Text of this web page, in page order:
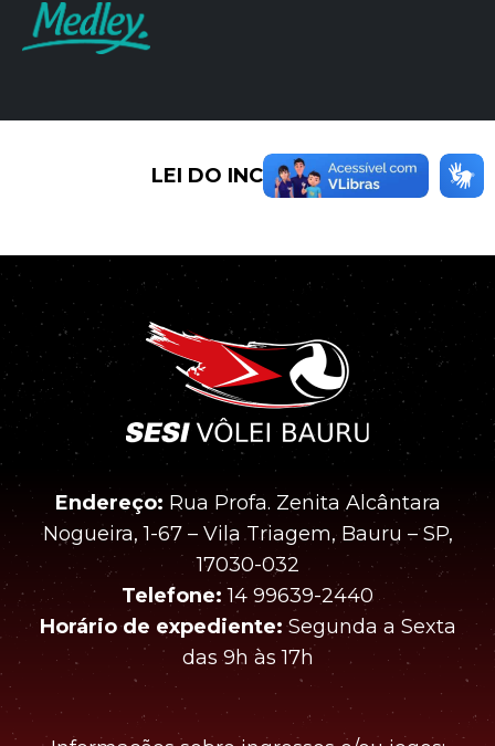
LEI DO INCENTIVO
Endereço: Rua Profa. Zenita Alcântara
Nogueira, 1-67 – Vila Triagem, Bauru – SP,
17030-032
Telefone: 14 99639-2440
Horário de expediente:Segunda a Sexta
das 9h às 17h